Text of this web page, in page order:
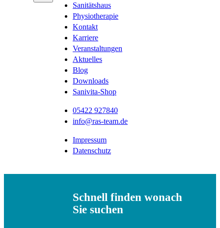
Sanitätshaus
Physiotherapie
Kontakt
Karriere
Veranstaltungen
Aktuelles
Blog
Downloads
Sanivita-Shop
05422 927840
info@ras-team.de
Impressum
Datenschutz
Schnell finden wonach
Sie suchen